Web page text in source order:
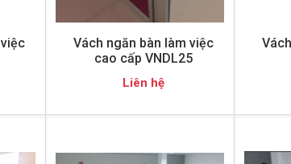
Vách ngăn bàn làm việc
cao cấp VNDL25
Liên hệ